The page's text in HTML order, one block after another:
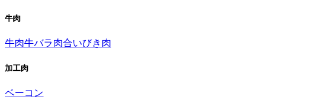
牛肉
牛肉牛バラ肉合いびき肉
加工肉
ベーコン